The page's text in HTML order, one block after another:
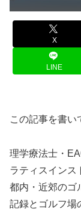
X
LINE
この記事を書い
理学療法士・
ラティスインス
都内・近郊のゴ
記録とゴルフ場